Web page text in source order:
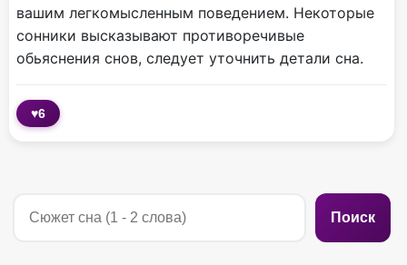
вашим легкомысленным поведением. Некоторые
сонники высказывают противоречивые
обьяснения снов, следует уточнить детали сна.
♥6
Поиск